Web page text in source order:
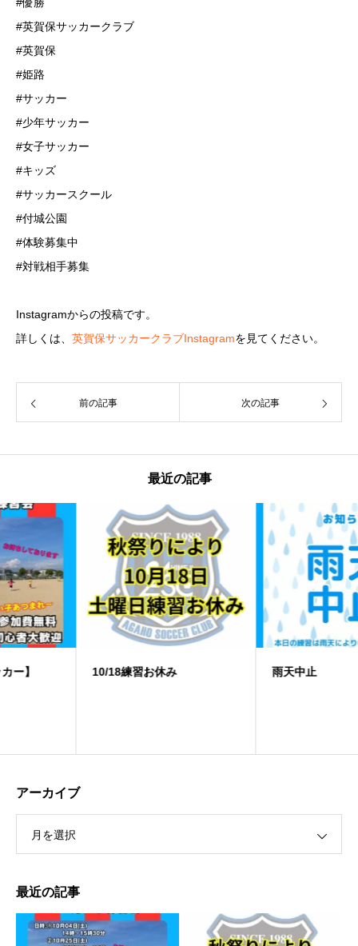
#英賀保サッカークラブ
#英賀保
#姫路
#サッカー
#少年サッカー
#女子サッカー
#キッズ
#サッカースクール
#付城公園
#体験募集中
#対戦相手募集
Instagramからの投稿です。
詳しくは、 英賀保サッカークラブInstagramを見てください。
前の記事 次の記事
最近の記事
10/18練習お休み
アーカイブ
月を選択
最近の記事